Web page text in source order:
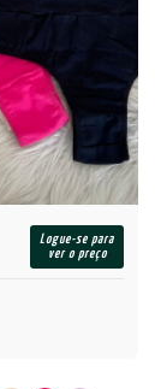
Logue-se para
ver o preço